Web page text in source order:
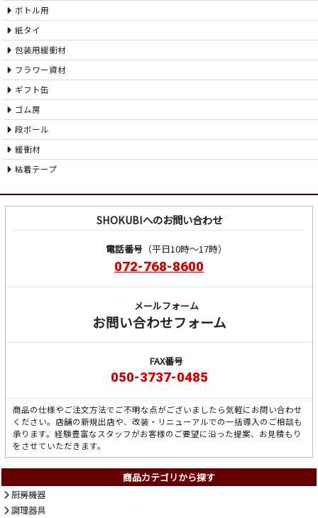
ボトル用
紙タイ
包装用緩衝材
フラワー資材
ギフト缶
ゴム房
段ボール
緩衝材
粘着テープ
SHOKUBIへのお問い合わせ
電話番号（平日10時～17時）
072-768-8600
メールフォーム
お問い合わせフォーム
FAX番号
050-3737-0485
商品の仕様やご注文方法でご不明な点がございましたら気軽にお問い合わせ
ください。店舗の新規出店や、改装・リニューアルでの一括導入のご相談も
承ります。経験豊富なスタッフがお客様のご要望に沿った提案、お見積もり
をさせていただきます。
商品カテゴリから探す
厨房機器
調理器具